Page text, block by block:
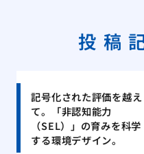
投稿
記号化された評価を越え
て。「非認知能力
（SEL）」の育みを科学
する環境デザイン。